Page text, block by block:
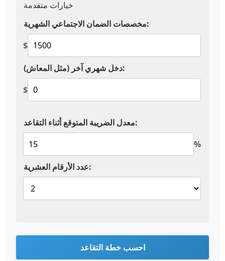
خيارات متقدمة
مخصصات الضمان الاجتماعي الشهرية:
$
دخل شهري آخر (مثل المعاش):
$
معدل الضريبة المتوقع أثناء التقاعد:
%
عدد الأرقام العشرية:
احسب خطة التقاعد